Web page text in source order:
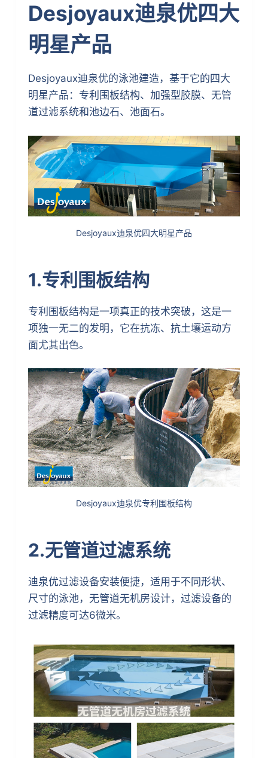
Desjoyaux迪泉优四大
明星产品
Desjoyaux迪泉优的泳池建造，基于它的四大
明星产品：专利围板结构、加强型胶膜、无管
道过滤系统和池边石、池面石。
Desjoyaux迪泉优四大明星产品
1.专利围板结构
专利围板结构是一项真正的技术突破，这是一
项独一无二的发明，它在抗冻、抗土壤运动方
面尤其出色。
Desjoyaux迪泉优专利围板结构
2.无管道过滤系统
迪泉优过滤设备安装便捷，适用于不同形状、
尺寸的泳池，无管道无机房设计，过滤设备的
过滤精度可达6微米。